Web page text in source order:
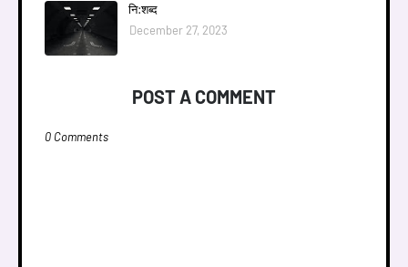
नि:शब्द
December 27, 2023
POST A COMMENT
0 Comments